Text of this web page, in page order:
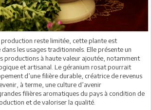
production reste limitée, cette plante est
les usages traditionnels. Elle présente un
productions à haute valeur ajoutée, notamment
et artisanal. Le géranium rosat pourrait
d’une filière durable, créatrice de revenus
à terme, une culture d’avenir
filières aromatiques du pays à condition de
et de valoriser la qualité.